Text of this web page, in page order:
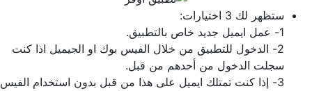
ستظهر لك 3 اختيارات:
1- عمل ايميل جديد خاص بالتطبيق.
2- الدخول للتطبيق من خلال الفيس بوك او الجيميل اذا كنت
سجلت الدخول من أحدهم من قبل.
3- إذا كنت تمتلك ايميل على هذا من قبل بدون استخدام الفيس